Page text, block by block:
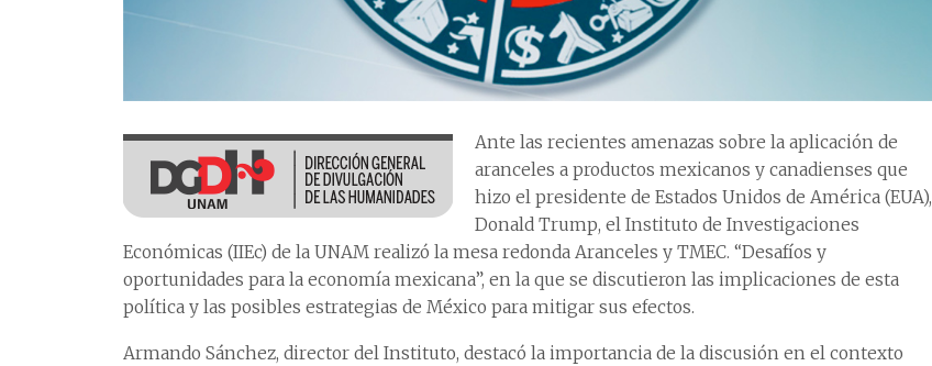
Ante las recientes amenazas sobre la aplicación de
aranceles a productos mexicanos y canadienses que
hizo el presidente de Estados Unidos de América (EUA),
Donald Trump, el Instituto de Investigaciones
Económicas (IIEc) de la UNAM realizó la mesa redonda Aranceles y TMEC. “Desafíos y
oportunidades para la economía mexicana”, en la que se discutieron las implicaciones de esta
política y las posibles estrategias de México para mitigar sus efectos.
Armando Sánchez, director del Instituto, destacó la importancia de la discusión en el contexto